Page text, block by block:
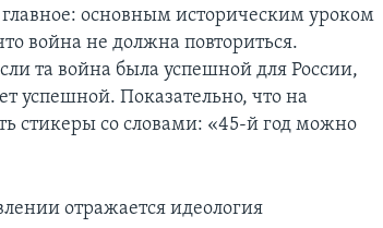
основным историческим уроком
война не должна повториться.
та война была успешной для России,
успешной. Показательно, что на
стикеры со словами: «45-й год можно
отражается идеология